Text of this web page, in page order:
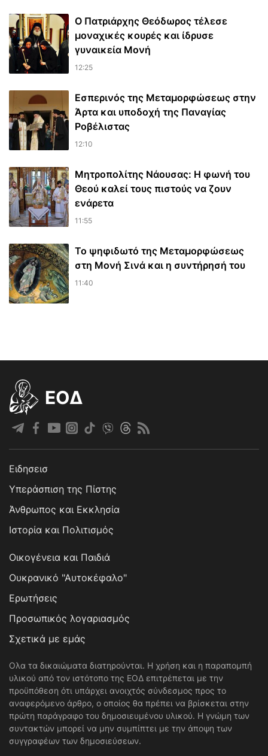
Ο Πατριάρχης Θεόδωρος τέλεσε
μοναχικές κουρές και ίδρυσε
γυναικεία Μονή
12:25
Εσπερινός της Μεταμορφώσεως στην
Άρτα και υποδοχή της Παναγίας
Ροβέλιστας
12:10
Μητροπολίτης Νάουσας: Η φωνή του
Θεού καλεί τους πιστούς να ζουν
ενάρετα
11:55
Το ψηφιδωτό της Μεταμορφώσεως
στη Μονή Σινά και η συντήρησή του
11:40
EOΔ
Ειδησεισ
Υπεράσπιση της Πίστης
Άνθρωπος και Εκκλησία
Ιστορία και Πολιτισμός
Οικογένεια και Παιδιά
Ουκρανικό "Αυτοκέφαλο"
Ερωτήσεις
Προσωπικός λογαριασμός
Σχετικά με εμάς
Ολα τα δικαιώματα διατηρούνται. Η χρήση και η παραπομπή
υλικού από τον ιστότοπο της ΕΟΔ επιτρέπεται με την
προϋπόθεση ότι υπάρχει ανοιχτός σύνδεσμος προς το
αναφερόμενο άρθρο, ο οποίος θα πρέπει να βρίσκεται στην
πρώτη παράγραφο του δημοσιευμένου υλικού. Η γνώμη των
συντακτών μπορεί να μην συμπίπτει με την άποψη των
συγγραφέων των δημοσιεύσεων.